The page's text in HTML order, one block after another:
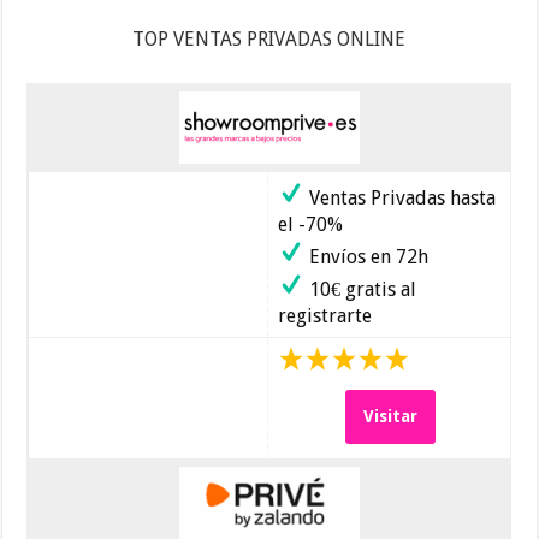
TOP VENTAS PRIVADAS ONLINE
Ventas Privadas hasta
el -70%
Envíos en 72h
10€ gratis al
registrarte
Visitar